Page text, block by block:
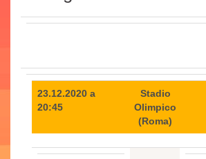
23.12.2020 a
20:45
Stadio
Olimpico
(Roma)